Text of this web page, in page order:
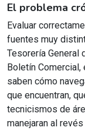
El problema
Evaluar
fuentes muy
Tesorería General
Boletín
saben cómo
que encuentran,
tecnicismos de
manejaran al